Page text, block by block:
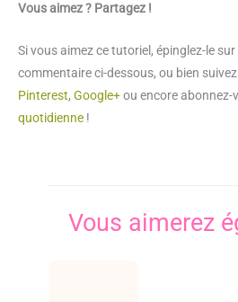
Vous aimez ? Partagez !
Si vous aimez ce tutoriel, épinglez-le
commentaire ci-dessous, ou bien
Pinterest, Google+ou encore abonnez-
quotidienne !
Vous aimerez